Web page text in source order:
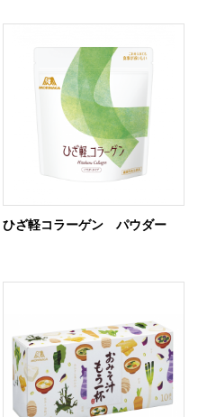
ひざ軽コラーゲン パウダー